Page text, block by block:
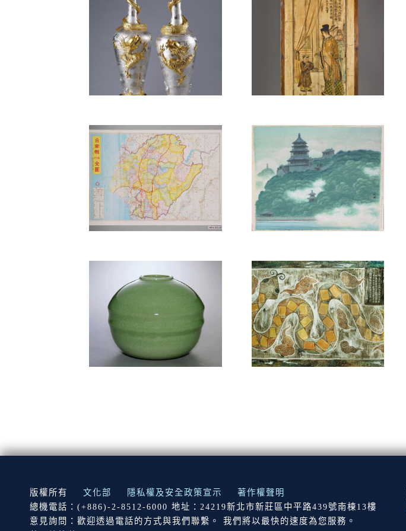
:::
版權所有 文化部 隱私權及安全政策宣示
著作權聲明
總機電話：(+886)-2-8512-6000 地址：24219新北市新莊區中平路439號南棟13樓
意見詢問：歡迎透過電話的方式與我們聯繫。 我們將以最快的速度為您服務。